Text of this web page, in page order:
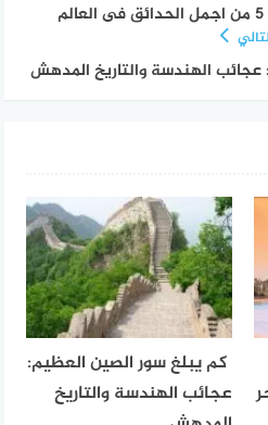
الهندسة والتاريخ المدهش
كم يبلغ سور الصين العظيم:
عجائب الهندسة والتاريخ